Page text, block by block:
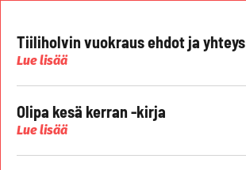
Tiiliholvin vuokraus ehdot ja yhteys
Lue lisää
Olipa kesä kerran -kirja
Lue lisää